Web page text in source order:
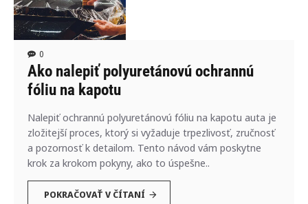
0
Ako nalepiť polyuretánovú ochrannú
fóliu na kapotu
Nalepiť ochrannú polyuretánovú fóliu na kapotu auta je
zložitejší proces, ktorý si vyžaduje trpezlivosť, zručnosť
a pozornosť k detailom. Tento návod vám poskytne
krok za krokom pokyny, ako to úspešne..
POKRAČOVAŤ V ČÍTANÍ